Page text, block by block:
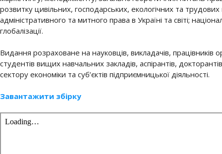
розвитку цивільних, господарських, екологічних та
адміністративного та митного права в Україні та світі;
глобалізації.
Видання розраховане на науковців, викладачів, працівників
студентів вищих навчальних закладів, аспірантів,
сектору економіки та суб’єктів підприємницької діяльності.
Завантажити збірку